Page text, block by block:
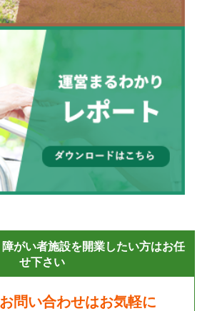
がい者施設を開業したい方はお任
せ下さい
問い合わせはお気軽に